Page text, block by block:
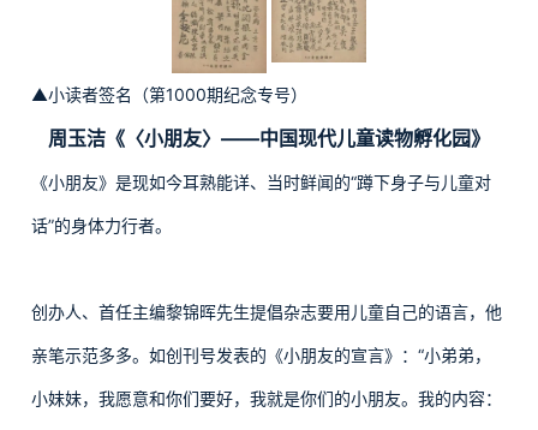
▲小读者签名（第1000期纪念专号）
周玉洁 《〈小朋友〉——中国现代儿童读物孵化园》
《小朋友》是现如今耳熟能详、当时鲜闻的“蹲下身子与儿童对
话”的身体力行者。
创办人、首任主编黎锦晖先生提倡杂志要用儿童自己的语言，他
亲笔示范多多。如创刊号发表的《小朋友的宣言》：“小弟弟，
小妹妹，我愿意和你们要好，我就是你们的小朋友。我的内容：